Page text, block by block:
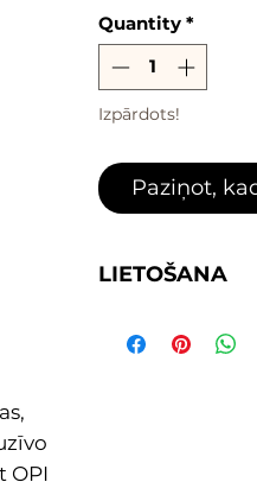
OPI
Quantity *
Izpārdots!
Paziņot,
LIETOŠANA
bāzi dabīgiem